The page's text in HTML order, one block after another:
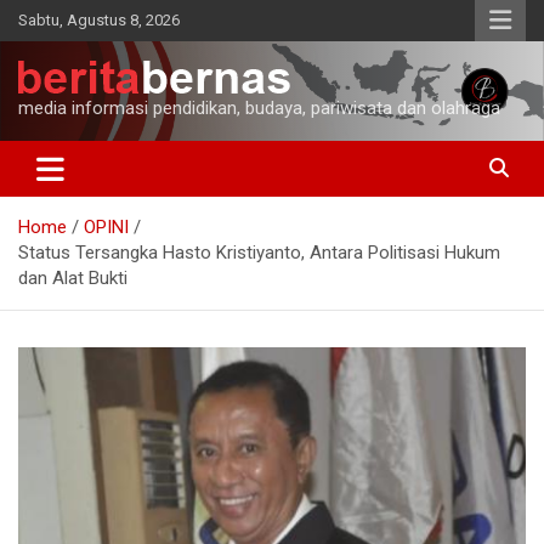
Skip
to
content
Sabtu, Agustus 8, 2026
media informasi pendidikan, budaya, pariwisata dan olahraga
Home
OPINI
Status Tersangka Hasto Kristiyanto, Antara Politisasi Hukum
dan Alat Bukti